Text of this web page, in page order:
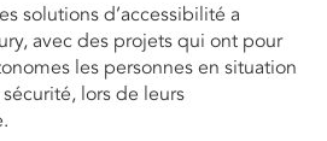
solutions d’accessibilité a
avec des projets qui ont pour
les personnes en situation
lors de leurs